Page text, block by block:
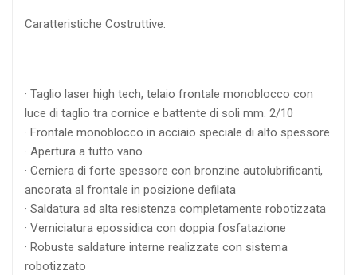
Caratteristiche Costruttive:
· Taglio laser high tech, telaio frontale monoblocco con
luce di taglio tra cornice e battente di soli mm. 2/10
· Frontale monoblocco in acciaio speciale di alto spessore
· Apertura a tutto vano
· Cerniera di forte spessore con bronzine autolubrificanti,
ancorata al frontale in posizione defilata
· Saldatura ad alta resistenza completamente robotizzata
· Verniciatura epossidica con doppia fosfatazione
· Robuste saldature interne realizzate con sistema
robotizzato